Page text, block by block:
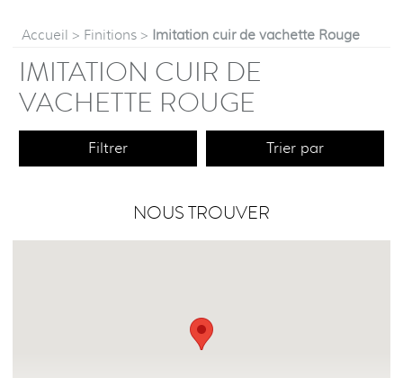
Accueil > Finitions > Imitation cuir de vachette Rouge
IMITATION CUIR DE
VACHETTE ROUGE
Filtrer Trier par
NOUS TROUVER